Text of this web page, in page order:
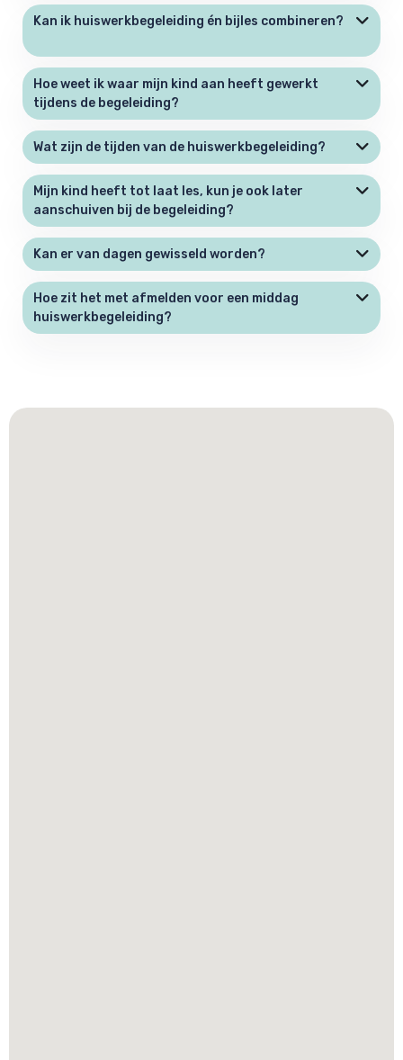
Kan ik huiswerkbegeleiding én bijles combineren?
Hoe weet ik waar mijn kind aan heeft gewerkt
tijdens de begeleiding?
Wat zijn de tijden van de huiswerkbegeleiding?
Mijn kind heeft tot laat les, kun je ook later
aanschuiven bij de begeleiding?
Kan er van dagen gewisseld worden?
Hoe zit het met afmelden voor een middag
huiswerkbegeleiding?